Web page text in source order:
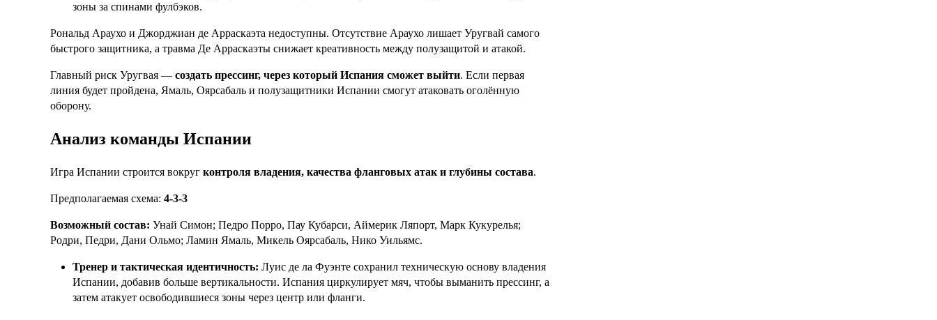
зоны за спинами фулбэков.
Рональд Араухо и Джорджиан де Арраскаэта недоступны. Отсутствие Араухо лишает Уругвай самого
быстрого защитника, а травма Де Арраскаэты снижает креативность между полузащитой и атакой.
Главный риск Уругвая — создать прессинг, через который Испания сможет выйти. Если первая
линия будет пройдена, Ямаль, Оярсабаль и полузащитники Испании смогут атаковать оголённую
оборону.
Анализ команды Испании
Игра Испании строится вокруг контроля владения, качества фланговых атак и глубины состава.
Предполагаемая схема: 4-3-3
Возможный состав: Унай Симон; Педро Порро, Пау Кубарси, Аймерик Ляпорт, Марк Кукурелья;
Родри, Педри, Дани Ольмо; Ламин Ямаль, Микель Оярсабаль, Нико Уильямс.
Тренер и тактическая идентичность: Луис де ла Фуэнте сохранил техническую основу владения
Испании, добавив больше вертикальности. Испания циркулирует мяч, чтобы выманить прессинг, а
затем атакует освободившиеся зоны через центр или фланги.